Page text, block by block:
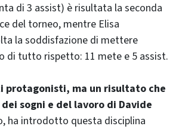
di 3 assist) è risultata la seconda
del torneo, mentre Elisa
la soddisfazione di mettere
di tutto rispetto: 11 mete e 5 assist.
protagonisti, ma un risultato che
sogni e del lavoro di Davide
ha introdotto questa disciplina